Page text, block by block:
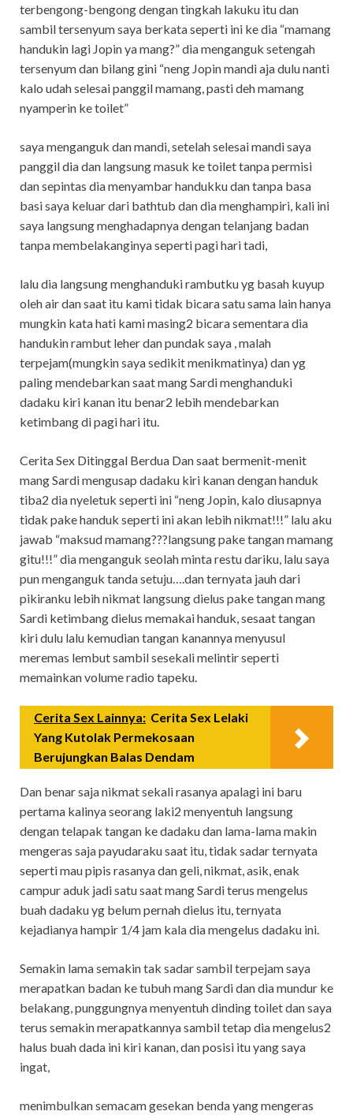
terbengong-bengong dengan tingkah lakuku itu dan
sambil tersenyum saya berkata seperti ini ke dia “mamang
handukin lagi Jopin ya mang?” dia menganguk setengah
tersenyum dan bilang gini “neng Jopin mandi aja dulu nanti
kalo udah selesai panggil mamang, pasti deh mamang
nyamperin ke toilet”
saya menganguk dan mandi, setelah selesai mandi saya
panggil dia dan langsung masuk ke toilet tanpa permisi
dan sepintas dia menyambar handukku dan tanpa basa
basi saya keluar dari bathtub dan dia menghampiri, kali ini
saya langsung menghadapnya dengan telanjang badan
tanpa membelakanginya seperti pagi hari tadi,
lalu dia langsung menghanduki rambutku yg basah kuyup
oleh air dan saat itu kami tidak bicara satu sama lain hanya
mungkin kata hati kami masing2 bicara sementara dia
handukin rambut leher dan pundak saya , malah
terpejam(mungkin saya sedikit menikmatinya) dan yg
paling mendebarkan saat mang Sardi menghanduki
dadaku kiri kanan itu benar2 lebih mendebarkan
ketimbang di pagi hari itu.
Cerita Sex Ditinggal Berdua Dan saat bermenit-menit
mang Sardi mengusap dadaku kiri kanan dengan handuk
tiba2 dia nyeletuk seperti ini “neng Jopin, kalo diusapnya
tidak pake handuk seperti ini akan lebih nikmat!!!” lalu aku
jawab “maksud mamang???langsung pake tangan mamang
gitu!!!” dia menganguk seolah minta restu dariku, lalu saya
pun menganguk tanda setuju….dan ternyata jauh dari
pikiranku lebih nikmat langsung dielus pake tangan mang
Sardi ketimbang dielus memakai handuk, sesaat tangan
kiri dulu lalu kemudian tangan kanannya menyusul
meremas lembut sambil sesekali melintir seperti
memainkan volume radio tapeku.
Cerita Sex Lainnya: Cerita Sex Lelaki
Yang Kutolak Permekosaan
Berujungkan Balas Dendam
Dan benar saja nikmat sekali rasanya apalagi ini baru
pertama kalinya seorang laki2 menyentuh langsung
dengan telapak tangan ke dadaku dan lama-lama makin
mengeras saja payudaraku saat itu, tidak sadar ternyata
seperti mau pipis rasanya dan geli, nikmat, asik, enak
campur aduk jadi satu saat mang Sardi terus mengelus
buah dadaku yg belum pernah dielus itu, ternyata
kejadianya hampir 1/4 jam kala dia mengelus dadaku ini.
Semakin lama semakin tak sadar sambil terpejam saya
merapatkan badan ke tubuh mang Sardi dan dia mundur ke
belakang, punggungnya menyentuh dinding toilet dan saya
terus semakin merapatkannya sambil tetap dia mengelus2
halus buah dada ini kiri kanan, dan posisi itu yang saya
ingat,
menimbulkan semacam gesekan benda yang mengeras